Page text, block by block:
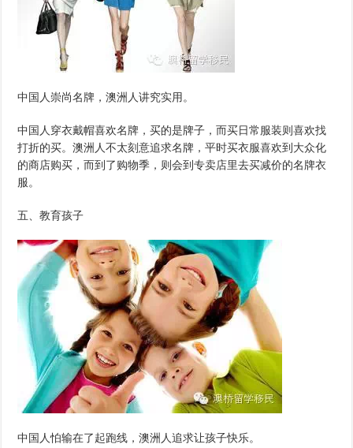
中国人崇尚名牌，澳洲人讲究实用。
中国人穿衣戴帽喜欢名牌，买的是牌子，而买日常服装则喜欢找
打折的买。澳洲人不太刻意追求名牌，平时买衣服喜欢到大众化
的商店购买，而到了购物季，则会到专卖店里去买减价的名牌衣
服。
五、教育孩子
中国人怕输在了起跑线，澳洲人追求让孩子快乐。